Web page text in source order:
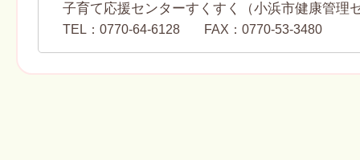
子育て応援センターすくすく（小浜市健康管理
TEL：0770-64-6128 FAX：0770-53-3480